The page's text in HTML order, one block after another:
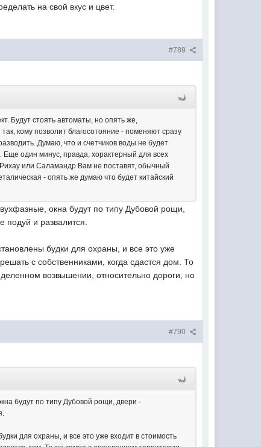
на свой вкус и цвет.
#789
Будут стоять автоматы, но опять же,
кому позволит благосотояние - поменяют сразу
Думаю, что и счетчиков воды не будет
Еще один минус, правда, хорактерный для всех
или Саламандр Вам не поставят, обычный
- опять же думаю что будет китайский
окна будут по типу Дубовой рощи,
и развалится.
будки для охраны, и все это уже
с собственниками, когда сдастся дом. То
возвышении, относительно дороги, но
#790
будут по типу Дубовой рощи, двери -
для охраны, и все это уже входит в стоимость